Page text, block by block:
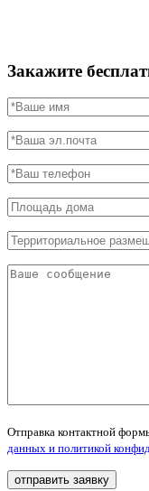
Закажите
Отправка контактной
данных и политикой